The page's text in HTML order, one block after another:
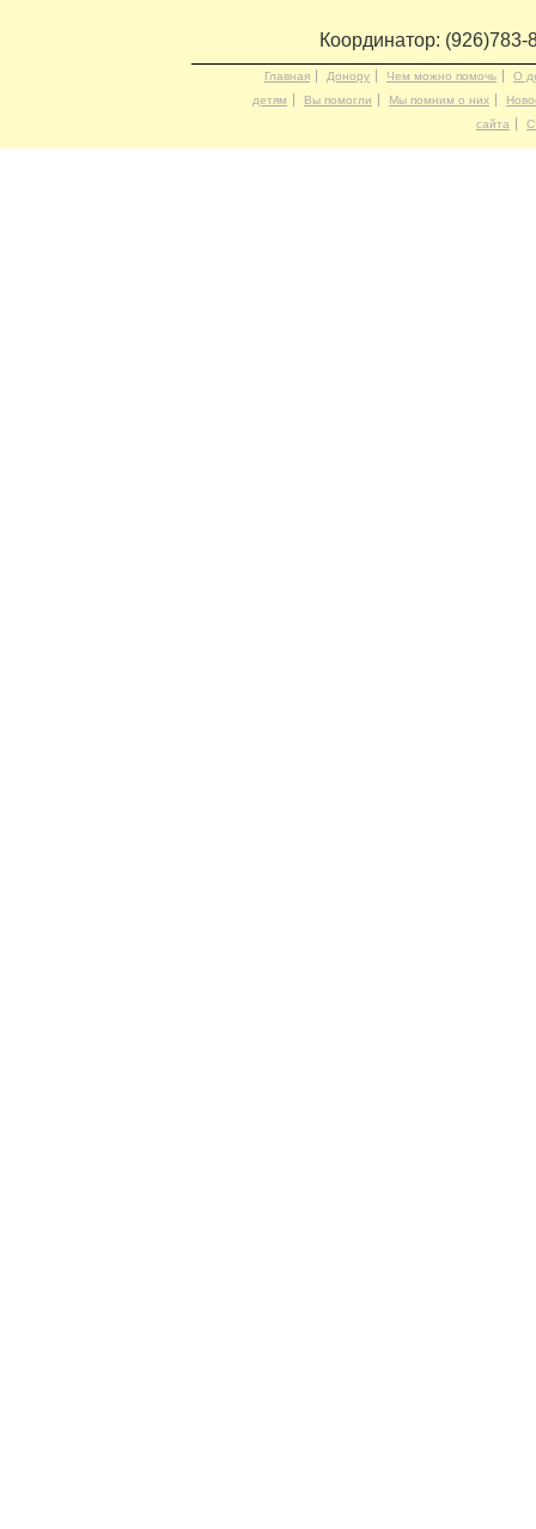
Координатор: (926)783-
Главная Донору Чем можно помочь
О
детям
Вы помогли Мы помним о них
сайта